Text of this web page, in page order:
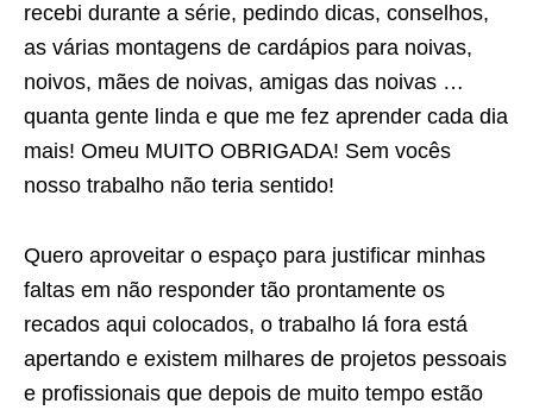
recebi durante a série, pedindo dicas, conselhos,
as várias montagens de cardápios para noivas,
noivos, mães de noivas, amigas das noivas …
quanta gente linda e que me fez aprender cada dia
mais! Omeu MUITO OBRIGADA! Sem vocês
nosso trabalho não teria sentido!
Quero aproveitar o espaço para justificar minhas
faltas em não responder tão prontamente os
recados aqui colocados, o trabalho lá fora está
apertando e existem milhares de projetos pessoais
e profissionais que depois de muito tempo estão